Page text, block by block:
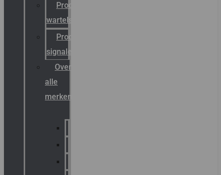
Productcatalogus
wartels
Productcatalogus
signalering
Overzicht
alle
merken